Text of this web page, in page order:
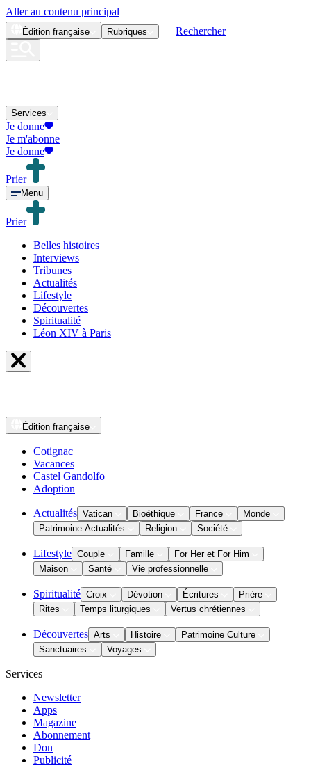
Aller au contenu principal
Édition française Rubriques Rechercher
Services
Je donne
Je m'abonne
Je donne
Prier
Menu
Prier
Belles histoires
Interviews
Tribunes
Actualités
Lifestyle
Découvertes
Spiritualité
Léon XIV à Paris
Édition française
Cotignac
Vacances
Castel Gandolfo
Adoption
Actualités Vatican Bioéthique France
Monde
Patrimoine Actualités
Religion Société
Lifestyle Couple Famille
For Her et For Him
Maison
Santé Vie professionnelle
Spiritualité Croix Dévotion Écritures
Prière
Rites
Temps liturgiques Vertus chrétiennes
Découvertes Arts Histoire
Patrimoine Culture
Sanctuaires
Voyages
Services
Newsletter
Apps
Magazine
Abonnement
Don
Publicité